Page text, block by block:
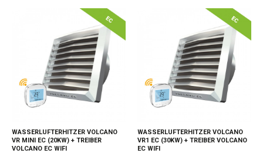
WASSERLUFTERHITZER VOLCANO
VR MINI EC (20KW) + TREIBER
VOLCANO EC WIFI
WASSERLUFTERHITZER VOLCANO
VR1 EC (30KW) + TREIBER VOLCANO
EC WIFI